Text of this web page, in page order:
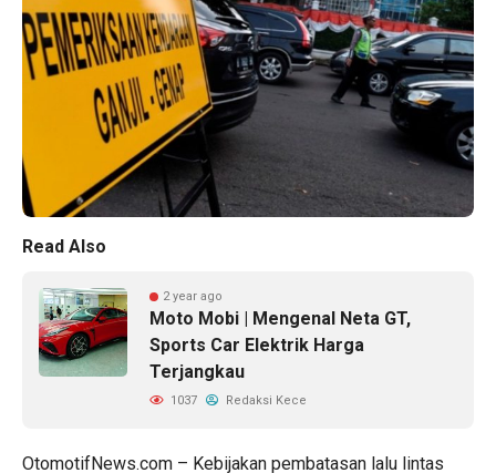
Read Also
2 year ago
Moto Mobi | Mengenal Neta GT,
Sports Car Elektrik Harga
Terjangkau
1037 Redaksi Kece
OtomotifNews.com – Kebijakan pembatasan lalu lintas